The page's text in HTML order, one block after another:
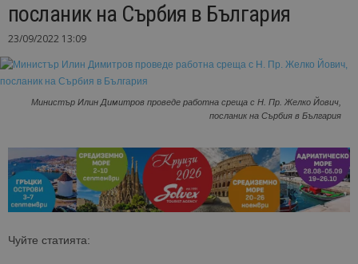
посланик на Сърбия в България
23/09/2022 13:09
Министър Илин Димитров проведе работна среща с Н. Пр. Желко Йович,
посланик на Сърбия в България
Чуйте статията: